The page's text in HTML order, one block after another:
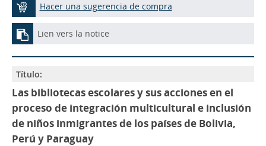
Hacer una sugerencia de compra
Lien vers la notice
Título:
Las bibliotecas escolares y sus acciones en el
proceso de integración multicultural e inclusión
de niños inmigrantes de los países de Bolivia,
Perú y Paraguay